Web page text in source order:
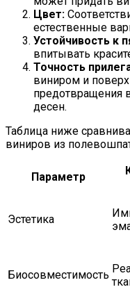
Цвет:
естественные
Устойчивость к
впитывать
Точность
виниром и
предотвращения
десен.
Таблица ниже
виниров из
Параметр
Эстетика
Биосовместимость